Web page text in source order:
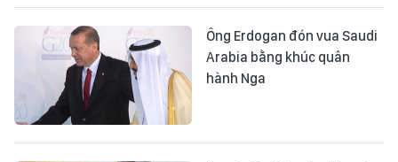
Ông Erdogan đón vua Saudi
Arabia bằng khúc quân
hành Nga